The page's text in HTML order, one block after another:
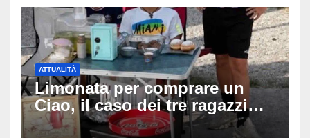
ATTUALITÀ
Limonata per comprare un
Ciao, il caso dei tre ragazzi
divide l’Italia: Fedriga li invita